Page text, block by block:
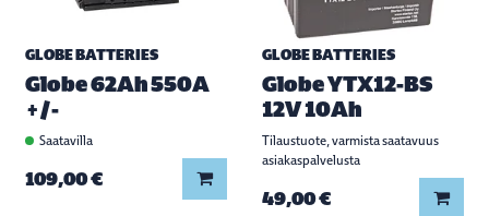
GLOBE BATTERIES
Globe 62Ah 550A
+/-
Saatavilla
109,00 € Lisää koriin
GLOBE BATTERIES
Globe YTX12-BS
12V 10Ah
Tilaustuote, varmista saatavuus
asiakaspalvelusta
49,00 €